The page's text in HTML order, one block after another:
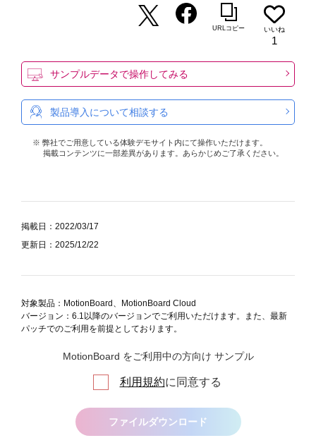
対象製品：MotionBoard、MotionBoard Cloud
バージョン：6.1以降のバージョンでご利用いただけます。また、最新
パッチでのご利用を前提としております。
MotionBoard をご利用中の方向け サンプル
利用規約に同意する
ファイルダウンロード
掲載日：2022/03/17
更新日：2025/12/22
URLコピー いいね
1
サンプルデータで操作してみる
製品導入について相談する
※ 弊社でご用意している体験デモサイト内にて操作いただけます。
掲載コンテンツに一部差異があります。あらかじめご了承ください。